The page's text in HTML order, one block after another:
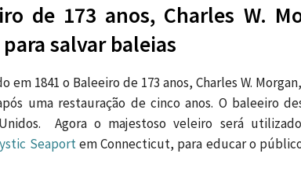
de 173 anos, Charles W.
salvar baleias
em 1841 o Baleeiro de 173 anos, Charles W.
uma restauração de cinco anos. O baleeiro
Agora o majestoso veleiro será
Seaportem Connecticut, para educar o